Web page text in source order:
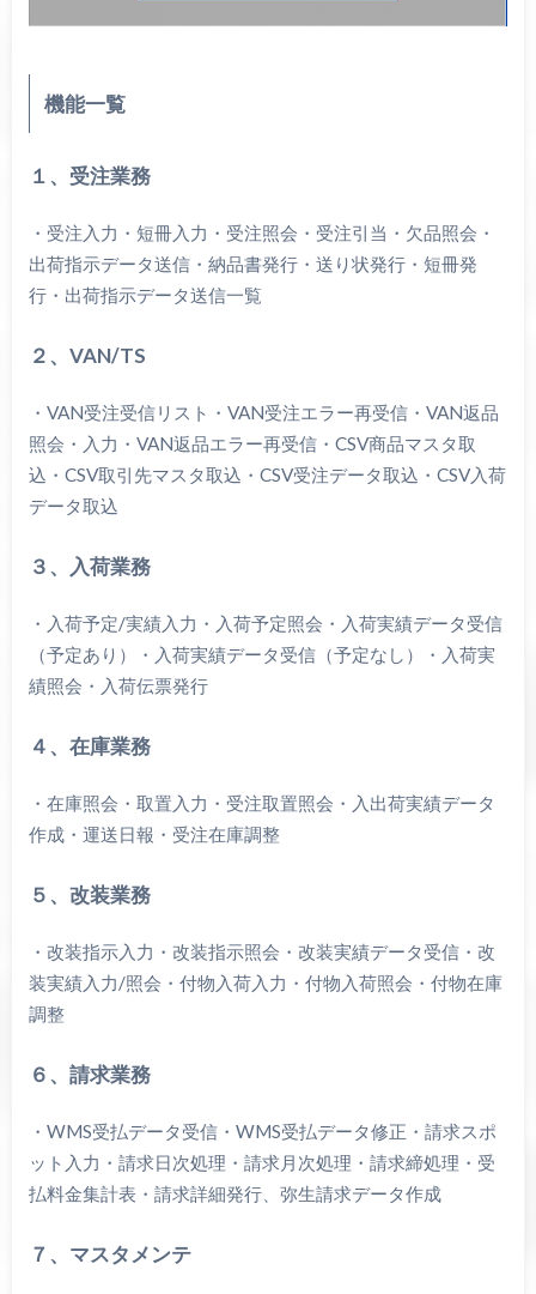
機能一覧
１、受注業務
・受注入力・短冊入力・受注照会・受注引当・欠品照会・
出荷指示データ送信・納品書発行・送り状発行・短冊発
行・出荷指示データ送信一覧
２、VAN/TS
・VAN受注受信リスト・VAN受注エラー再受信・VAN返品
照会・入力・VAN返品エラー再受信・CSV商品マスタ取
込・CSV取引先マスタ取込・CSV受注データ取込・CSV入荷
データ取込
３、入荷業務
・入荷予定/実績入力・入荷予定照会・入荷実績データ受信
（予定あり）・入荷実績データ受信（予定なし）・入荷実
績照会・入荷伝票発行
４、在庫業務
・在庫照会・取置入力・受注取置照会・入出荷実績データ
作成・運送日報・受注在庫調整
５、改装業務
・改装指示入力・改装指示照会・改装実績データ受信・改
装実績入力/照会・付物入荷入力・付物入荷照会・付物在庫
調整
６、請求業務
・WMS受払データ受信・WMS受払データ修正・請求スポ
ット入力・請求日次処理・請求月次処理・請求締処理・受
払料金集計表・請求詳細発行、弥生請求データ作成
７、マスタメンテ